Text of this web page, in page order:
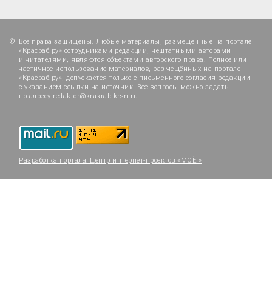
Все права защищены. Любые материалы, размещённые на портале
«Красраб.ру» сотрудниками редакции, нештатными авторами
и читателями, являются объектами авторского права. Полное или
частичное использование материалов, размещённых на портале
«Красраб.ру», допускается только с письменного согласия редакции
с указанием ссылки на источник. Все вопросы можно задать
по адресу redaktor@krasrab.krsn.ru.
Разработка портала: Центр интернет-проектов «МОЁ!»